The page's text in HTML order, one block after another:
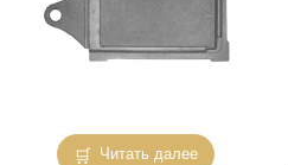
Читать далее